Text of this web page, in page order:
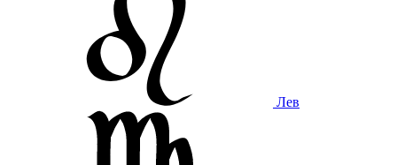
Лев